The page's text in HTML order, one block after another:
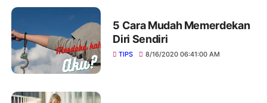
5 Cara Mudah Memerdekan
Diri Sendiri
TIPS 8/16/2020 06:41:00 AM